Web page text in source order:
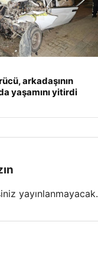
arkadaşının
yaşamını yitirdi
yayınlanmayacak.